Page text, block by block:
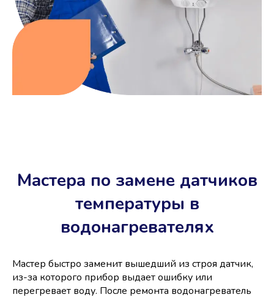
Мастера по замене датчиков
температуры в
водонагревателях
Мастер быстро заменит вышедший из строя датчик,
из-за которого прибор выдает ошибку или
перегревает воду. После ремонта водонагреватель